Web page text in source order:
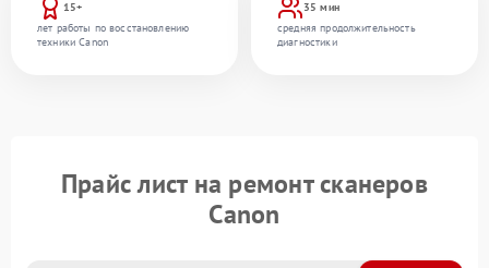
15+
лет работы по восстановлению
техники Canon
35 мин
средняя продолжительность
диагностики
Прайс лист на ремонт сканеров
Canon